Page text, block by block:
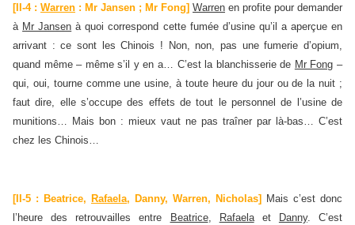
[II-4 : Warren : Mr Jansen ; Mr Fong] Warren en profite pour demander
à Mr Jansen à quoi correspond cette fumée d’usine qu’il a aperçue en
arrivant : ce sont les Chinois ! Non, non, pas une fumerie d’opium,
quand même – même s’il y en a… C’est la blanchisserie de Mr Fong –
qui, oui, tourne comme une usine, à toute heure du jour ou de la nuit ;
faut dire, elle s’occupe des effets de tout le personnel de l’usine de
munitions… Mais bon : mieux vaut ne pas traîner par là-bas… C’est
chez les Chinois…
[II-5 : Beatrice, Rafaela, Danny, Warren, Nicholas]
Mais c’est donc
l’heure des retrouvailles entre
Beatrice, Rafaelaet Danny. C’est